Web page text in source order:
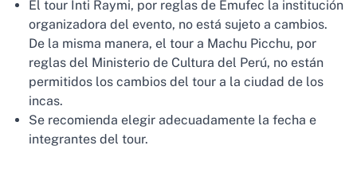
El tour Inti Raymi, por reglas de Emufec la institución
organizadora del evento, no está sujeto a cambios.
De la misma manera, el tour a Machu Picchu, por
reglas del Ministerio de Cultura del Perú, no están
permitidos los cambios del tour a la ciudad de los
incas.
Se recomienda elegir adecuadamente la fecha e
integrantes del tour.